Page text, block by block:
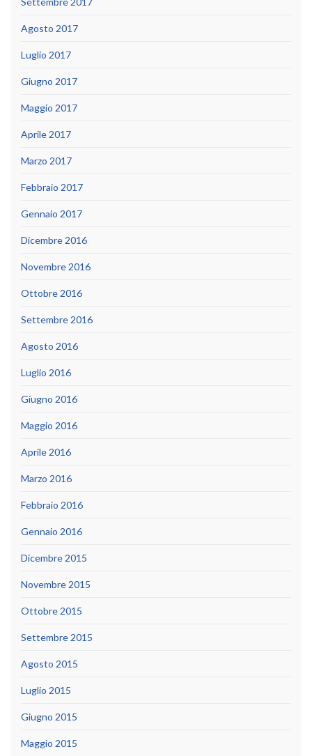
Agosto 2017
Luglio 2017
Giugno 2017
Maggio 2017
Aprile 2017
Marzo 2017
Febbraio 2017
Gennaio 2017
Dicembre 2016
Novembre 2016
Ottobre 2016
Settembre 2016
Agosto 2016
Luglio 2016
Giugno 2016
Maggio 2016
Aprile 2016
Marzo 2016
Febbraio 2016
Gennaio 2016
Dicembre 2015
Novembre 2015
Ottobre 2015
Settembre 2015
Agosto 2015
Luglio 2015
Giugno 2015
Maggio 2015